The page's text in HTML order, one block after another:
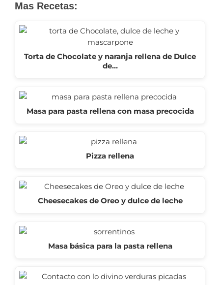
Mas Recetas:
Torta de Chocolate y naranja rellena de Dulce
de…
Masa para pasta rellena con masa precocida
Pizza rellena
Cheesecakes de Oreo y dulce de leche
Masa básica para la pasta rellena